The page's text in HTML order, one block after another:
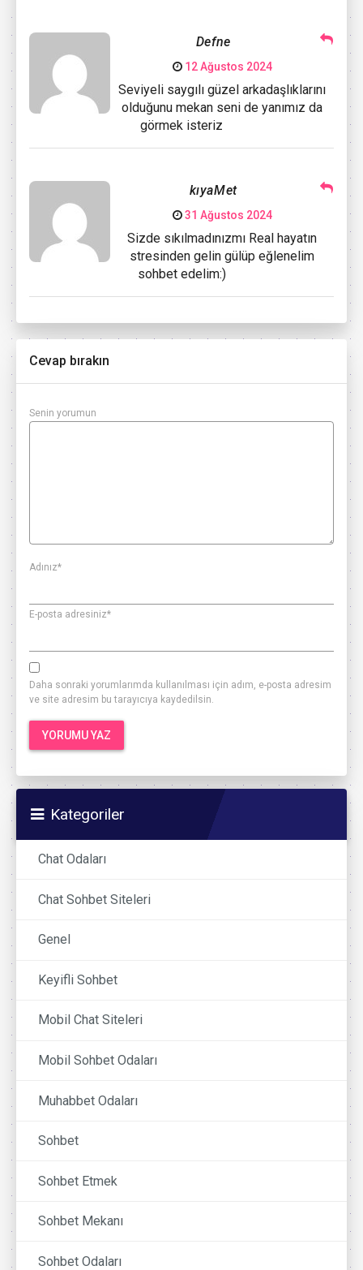
Defne
12 Ağustos 2024
Seviyeli saygılı güzel arkadaşlıklarını
olduğunu mekan seni de yanımız da
görmek isteriz
kıyaMet
31 Ağustos 2024
Sizde sıkılmadınızmı Real hayatın
stresinden gelin gülüp eğlenelim
sohbet edelim:)
Cevap bırakın
Senin yorumun
Adınız*
E-posta adresiniz*
Daha sonraki yorumlarımda kullanılması için adım, e-posta adresim
ve site adresim bu tarayıcıya kaydedilsin.
Kategoriler
Chat Odaları
Chat Sohbet Siteleri
Genel
Keyifli Sohbet
Mobil Chat Siteleri
Mobil Sohbet Odaları
Muhabbet Odaları
Sohbet
Sohbet Etmek
Sohbet Mekanı
Sohbet Odaları